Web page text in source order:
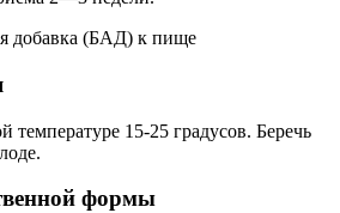
добавка (БАД) к пище
температуре 15-25 градусов. Беречь
формы